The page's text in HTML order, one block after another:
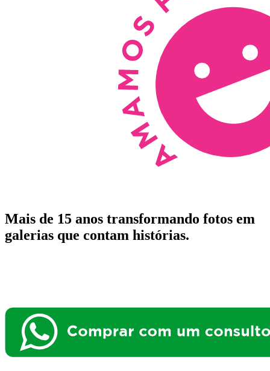
Mais de 15 anos transformando fotos em
galerias que contam histórias.